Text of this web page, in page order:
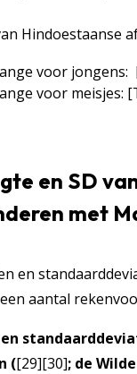
Hindoestaanse
voor jongens:
voor meisjes:
en SD
met
en
aantal
([29][30]; de